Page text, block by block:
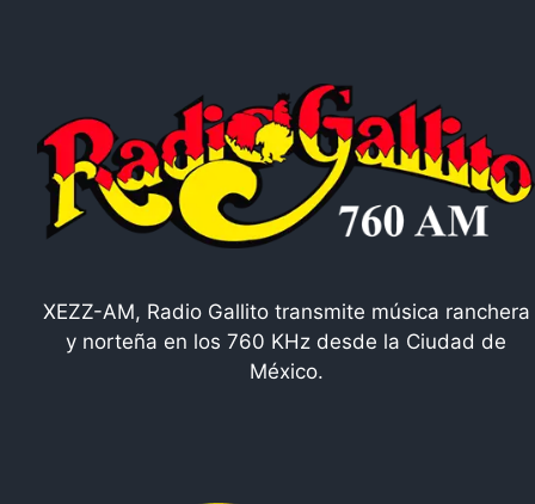
XEZZ-AM, Radio Gallito transmite música ranchera
y norteña en los 760 KHz desde la Ciudad de
México.